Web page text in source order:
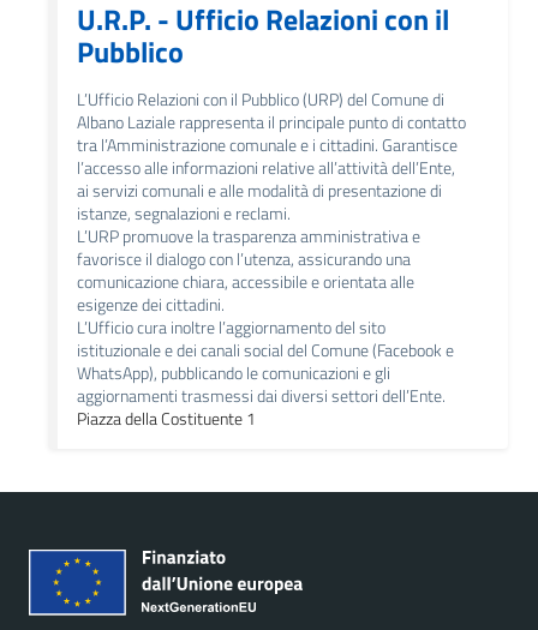
U.R.P. - Ufficio Relazioni con il
Pubblico
L’Ufficio Relazioni con il Pubblico (URP) del Comune di
Albano Laziale rappresenta il principale punto di contatto
tra l’Amministrazione comunale e i cittadini. Garantisce
l’accesso alle informazioni relative all’attività dell’Ente,
ai servizi comunali e alle modalità di presentazione di
istanze, segnalazioni e reclami.
L’URP promuove la trasparenza amministrativa e
favorisce il dialogo con l’utenza, assicurando una
comunicazione chiara, accessibile e orientata alle
esigenze dei cittadini.
L’Ufficio cura inoltre l’aggiornamento del sito
istituzionale e dei canali social del Comune (Facebook e
WhatsApp), pubblicando le comunicazioni e gli
aggiornamenti trasmessi dai diversi settori dell’Ente.
Piazza della Costituente 1